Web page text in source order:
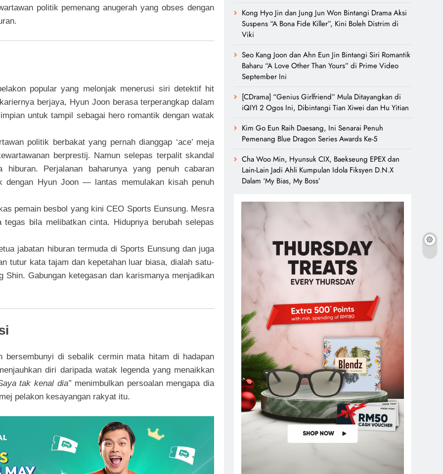
politik pemenang anugerah yang obses dengan
popular yang melonjak menerusi siri detektif hit
berjaya, Hyun Joon berasa terperangkap dalam
untuk tampil sebagai hero romantik dengan watak
politik berbakat yang pernah dianggap ‘ace’ meja
berprestij. Namun selepas terpalit skandal
Perjalanan baharunya yang penuh cabaran
dengan Hyun Joon — lantas memulakan kisah penuh
pemain besbol yang kini CEO Sports Eunsung. Mesra
bila melibatkan cinta. Hidupnya berubah selepas
jabatan hiburan termuda di Sports Eunsung dan juga
tutur kata tajam dan kepetahan luar biasa, dialah satu-
Shin. Gabungan ketegasan dan karismanya menjadikan
bersembunyi di sebalik cermin mata hitam di hadapan
diri daripada watak legenda yang menaikkan
tak kenal dia”menimbulkan persoalan mengapa dia
pelakon kesayangan rakyat itu.
Kong Hyo Jin dan Jung Jun Won Bintangi Drama Aksi
Suspens “A Bona Fide Killer”, Kini Boleh Distrim di
Viki
Seo Kang Joon dan Ahn Eun Jin Bintangi Siri Romantik
Baharu “A Love Other Than Yours” di Prime Video
September Ini
[CDrama] “Genius Girlfriend” Mula Ditayangkan di
iQIYI 2 Ogos Ini, Dibintangi Tian Xiwei dan Hu Yitian
Kim Go Eun Raih Daesang, Ini Senarai Penuh
Pemenang Blue Dragon Series Awards Ke-5
Cha Woo Min, Hyunsuk CIX, Baekseung EPEX dan
Lain-Lain Jadi Ahli Kumpulan Idola Fiksyen D.N.X
Dalam ‘My Bias, My Boss’